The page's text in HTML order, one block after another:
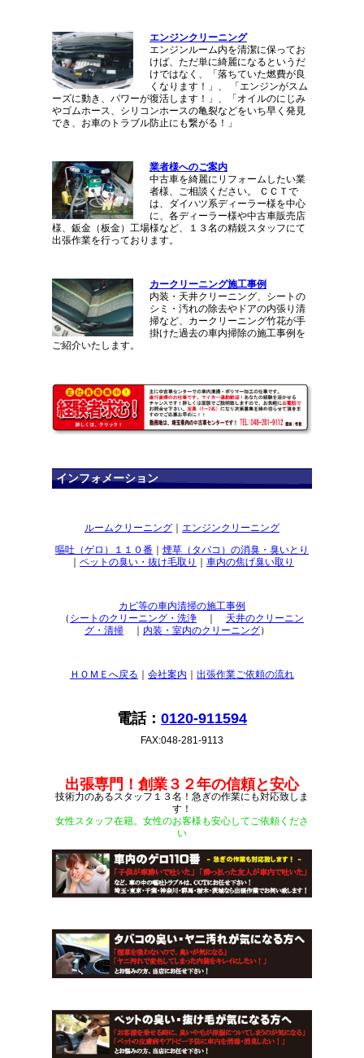
エンジンクリーニング
エンジンルーム内を清潔に保ってお
けば、ただ単に綺麗になるというだ
けではなく、「落ちていた燃費が良
くなります！」、 「エンジンがスム
ーズに動き、パワーが復活します！」、「オイルのにじみ
やゴムホース、シリコンホースの亀裂などをいち早く発見
でき、お車のトラブル防止にも繋がる！」
業者様へのご案内
中古車を綺麗にリフォームしたい業
者様、ご相談ください。 ＣＣＴで
は、ダイハツ系ディーラー様を中心
に、各ディーラー様や中古車販売店
様、鈑金（板金）工場様など、１３名の精鋭スタッフにて
出張作業を行っております。
カークリーニング施工事例
内装・天井クリーニング、シートの
シミ・汚れの除去やドアの内張り清
掃など、カークリーニング竹花が手
掛けた過去の車内掃除の施工事例を
ご紹介いたします。
インフォメーション
ルームクリーニング
エンジンクリーニング
嘔吐（ゲロ）１１０番
煙草（タバコ）の消臭・臭いとり
ペットの臭い・抜け毛取り 車内の焦げ臭い取り
カビ等の車内清掃の施工事例
（ シートのクリーニング・洗浄
天井のクリーニン
グ・清掃
内装・室内のクリーニング）
ＨＯＭＥへ戻る 会社案内 出張作業ご依頼の流れ
電話： 0120-911594
FAX:048-281-9113
出張専門！創業３２年の信頼と安心
技術力のあるスタッフ１３名！急ぎの作業にも対応致しま
す！
女性スタッフ在籍。女性のお客様も安心してご依頼くださ
い